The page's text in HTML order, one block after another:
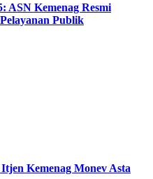
ASN Kemenag Resmi
Publik
Kemenag Monev Asta